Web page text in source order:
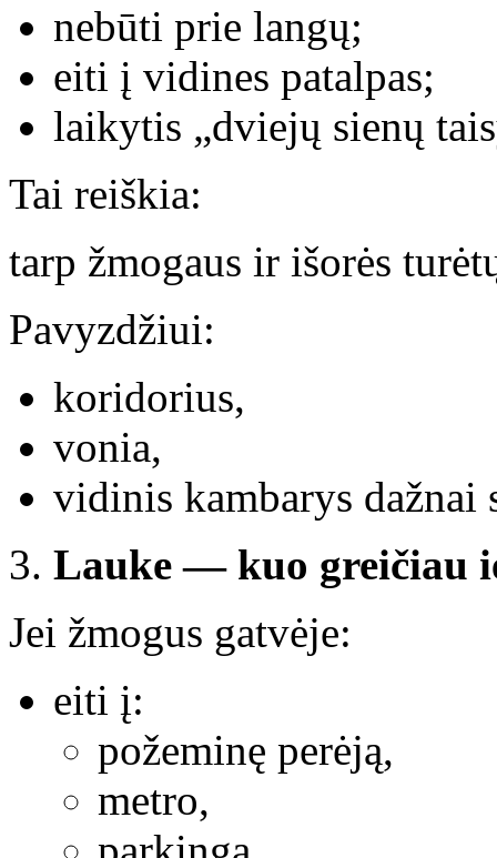
nebūti prie langų;
eiti į vidines patalpas;
laikytis „dviejų sienų
Tai reiškia:
tarp žmogaus ir išorės
Pavyzdžiui:
koridorius,
vonia,
vidinis kambarys dažnai
Lauke — kuo greičiau
Jei žmogus gatvėje:
eiti į:
požeminę perėją,
metro,